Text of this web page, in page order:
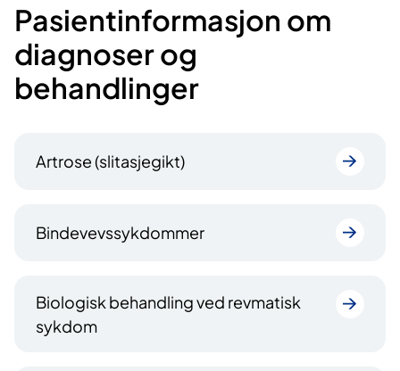
Pasientinformasjon om
diagnoser og
behandlinger
Artrose (slitasjegikt)
Bindevevssykdommer
Biologisk behandling ved revmatisk
sykdom